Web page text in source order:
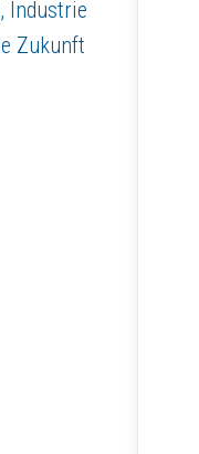
Industrie
Zukunft